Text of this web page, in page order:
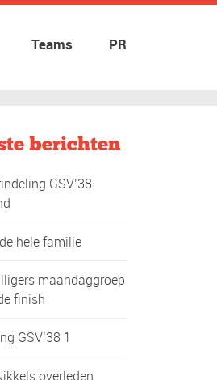
Teams PR
berichten
GSV’38
hele familie
maandaggroep
finish
GSV’38 1
overleden